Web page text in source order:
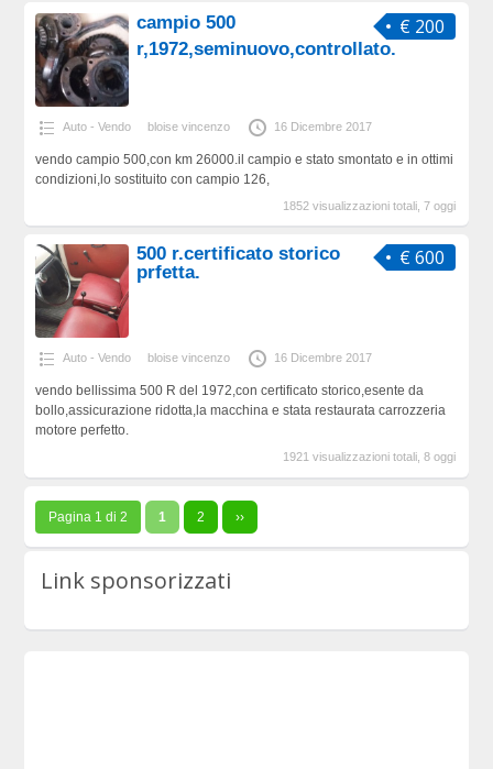
€ 200
campio 500
r,1972,seminuovo,controllato.
Auto - Vendo bloise vincenzo 16 Dicembre 2017
vendo campio 500,con km 26000.il campio e stato smontato e in ottimi
condizioni,lo sostituito con campio 126,
1852 visualizzazioni totali, 7 oggi
€ 600
500 r.certificato storico
prfetta.
Auto - Vendo bloise vincenzo 16 Dicembre 2017
vendo bellissima 500 R del 1972,con certificato storico,esente da
bollo,assicurazione ridotta,la macchina e stata restaurata carrozzeria
motore perfetto.
1921 visualizzazioni totali, 8 oggi
Pagina 1 di 2 1 2 ››
Link sponsorizzati